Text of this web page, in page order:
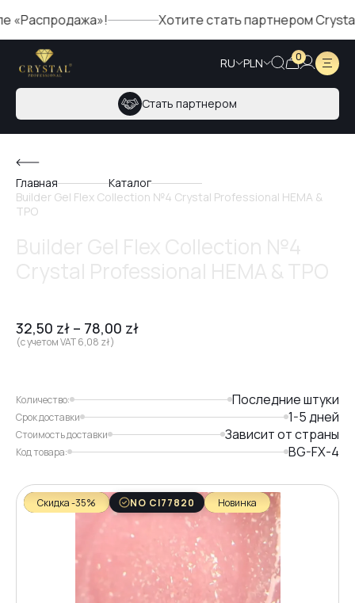
Хотите стать партнером Crystal?
RU PLN 0
Стать партнером
Главная
Каталог
Builder Gel Flex Collection №4 Crystal Professional HEMA &
TPO
32,50 zł – 78,00 zł
(с учетом VAT6,08 zł)
Количество: Последние штуки
Срок доставки 1-5 дней
Стоимость доставки Зависит от страны
Код товара: BG-FX-4
Скидка -35% NO CI77820 Новинка